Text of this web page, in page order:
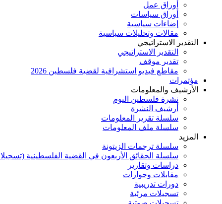
أوراق عمل
أوراق سياسات
إضاءات سياسية
مقالات وتحليلات سياسية
التقدير الاستراتيجي
التقدير الاستراتيجي
تقدير موقف
مقاطع فيديو استشرافية لقضية فلسطين 2026
مؤتمرات
الأرشيف والمعلومات
نشرة فلسطين اليوم
أرشيف النشرة
سلسلة تقرير المعلومات
سلسلة ملف المعلومات
المزيد
سلسلة ترجمات الزيتونة
سلسلة الحقائق الأربعون في القضية الفلسطينية
دراسات وتقارير
مقابلات وحوارات
دورات تدريبية
تسجيلات مرئية